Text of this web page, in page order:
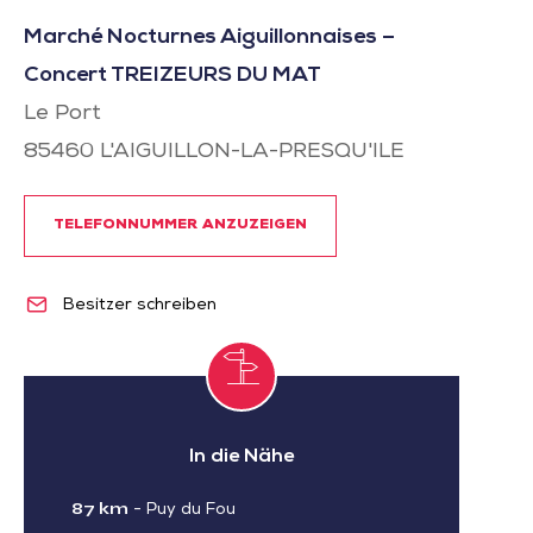
Marché Nocturnes Aiguillonnaises –
Concert TREIZEURS DU MAT
Le Port
85460 L'AIGUILLON-LA-PRESQU'ILE
TELEFONNUMMER ANZUZEIGEN
Besitzer schreiben
In die Nähe
87 km - Puy du Fou